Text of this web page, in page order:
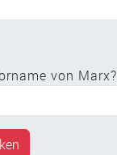
von Marx?